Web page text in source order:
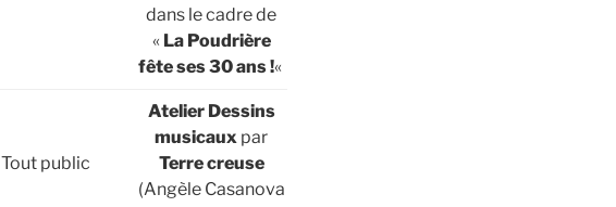
dans le cadre de
« La Poudrière
fête ses 30 ans !«
Tout public
Atelier Dessins
musicaux par
Terre creuse
(Angèle Casanova